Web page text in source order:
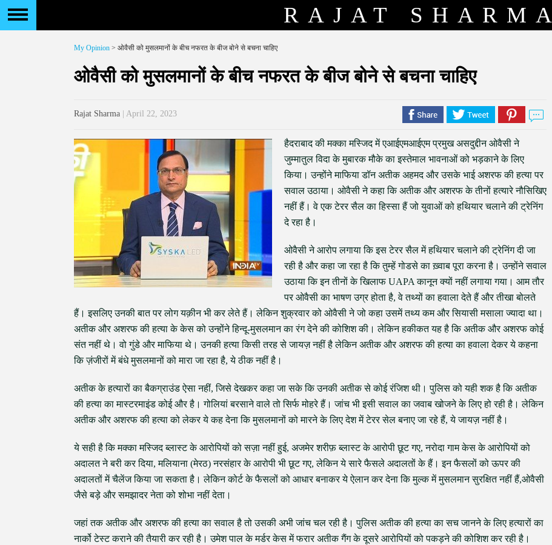
RAJAT SHARMA
My Opinion > ओवैसी को मुसलमानों के बीच नफरत के बीज बोने से बचना चाहिए
ओवैसी को मुसलमानों के बीच नफरत के बीज बोने से बचना चाहिए
Rajat Sharma | April 22, 2023
हैदराबाद की मक्का मस्जिद में एआईएमआईएम प्रमुख असदुद्दीन ओवैसी ने
जुम्मातुल विदा के मुबारक मौके का इस्तेमाल भावनाओं को भड़काने के लिए
किया। उन्होंने माफिया डॉन अतीक अहमद और उसके भाई अशरफ की हत्या पर
सवाल उठाया। ओवैसी ने कहा कि अतीक और अशरफ के तीनों हत्यारे नौसिखिए
नहीं हैं। वे एक टेरर सैल का हिस्सा हैं जो युवाओं को हथियार चलाने की ट्रेनिंग
दे रहा है।
ओवैसी ने आरोप लगाया कि इस टेरर सैल में हथियार चलाने की ट्रेनिंग दी जा
रही है और कहा जा रहा है कि तुम्हें गोडसे का ख़्वाब पूरा करना है। उन्होंने सवाल
उठाया कि इन तीनों के खिलाफ UAPA कानून क्यों नहीं लगाया गया। आम तौर
पर ओवैसी का भाषण उग्र होता है, वे तथ्यों का हवाला देते हैं और तीखा बोलते
हैं। इसलिए उनकी बात पर लोग यक़ीन भी कर लेते हैं। लेकिन शुक्रवार को ओवैसी ने जो कहा उसमें तथ्य कम और सियासी मसाला ज्यादा था।
अतीक और अशरफ की हत्या के केस को उन्होंने हिन्दू-मुसलमान का रंग देने की कोशिश की। लेकिन हकीकत यह है कि अतीक और अशरफ कोई
संत नहीं थे। वो गुंडे और माफिया थे। उनकी हत्या किसी तरह से जायज़ नहीं है लेकिन अतीक और अशरफ की हत्या का हवाला देकर ये कहना
कि ज़ंजीरों में बंधे मुसलमानों को मारा जा रहा है, ये ठीक नहीं है।
अतीक के हत्यारों का बैकग्राउंड ऐसा नहीं, जिसे देखकर कहा जा सके कि उनकी अतीक से कोई रंजिश थी। पुलिस को यही शक है कि अतीक
की हत्या का मास्टरमाइंड कोई और है। गोलियां बरसाने वाले तो सिर्फ मोहरे हैं। जांच भी इसी सवाल का जवाब खोजने के लिए हो रही है। लेकिन
अतीक और अशरफ की हत्या को लेकर ये कह देना कि मुसलमानों को मारने के लिए देश में टेरर सेल बनाए जा रहे हैं, ये जायज़ नहीं है।
ये सही है कि मक्का मस्जिद ब्लास्ट के आरोपियों को सज़ा नहीं हुई, अजमेर शरीफ़ ब्लास्ट के आरोपी छूट गए, नरोदा गाम केस के आरोपियों को
अदालत ने बरी कर दिया, मलियाना (मेरठ) नरसंहार के आरोपी भी छूट गए, लेकिन ये सारे फैसले अदालतों के हैं। इन फैसलों को ऊपर की
अदालतों में चैलेंज किया जा सकता है। लेकिन कोर्ट के फैसलों को आधार बनाकर ये ऐलान कर देना कि मुल्क में मुसलमान सुरक्षित नहीं हैं,ओवैसी
जैसे बड़े और समझादर नेता को शोभा नहीं देता।
जहां तक अतीक और अशरफ की हत्या का सवाल है तो उसकी अभी जांच चल रही है। पुलिस अतीक की हत्या का सच जानने के लिए हत्यारों का
नार्को टेस्ट कराने की तैयारी कर रही है। उमेश पाल के मर्डर केस में फरार अतीक गैंग के दूसरे आरोपियों को पकड़ने की कोशिश कर रही है।